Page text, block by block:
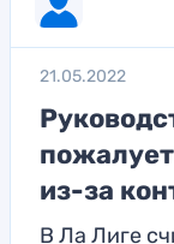
21.05.2022
из-за
В Ла Лиге